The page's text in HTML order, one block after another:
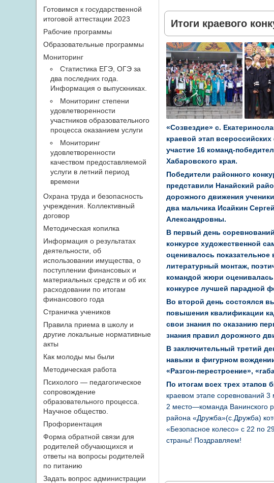
Итоги краевого
«Созвездие» с.
краевой этап
участие 16 команд-
Хабаровского края.
Победители районного
представили Нанайский
дорожного движения
два мальчика Исайкин
Александровны.
В первый день
конкурсе художественной
оценивалось
литературный монтаж,
командой жюри
конкурсе лучшей парадной
Во второй день состоялся
повышения квалификации
свои знания по оказанию
знания правил дорожного
В заключительный третий
навыки в фигурном
«Разгон-перестроение»,
По итогам всех трех
краевом этапе соревнований
2 место—команда Ванинского
района «Дружба»(с.Дружба)
«Безопасное колесо» с 22 по
страны! Поздравляем!
Готовимся к государственной
итоговой аттестации 2023
Рабочие программы
Образовательные программы
Мониторинг
Статистика ЕГЭ, ОГЭ за
два последних года.
Информация о выпускниках.
Мониторинг степени
удовлетворенности
участников образовательного
процесса оказанием услуги
Мониторинг
удовлетворенности
качеством предоставляемой
услуги в летний период
времени
Охрана труда и безопасность
учреждения. Коллективный
договор
Методическая копилка
Информация о результатах
деятельности, об
использовании имущества, о
поступлении финансовых и
материальных средств и об их
расходовании по итогам
финансового года
Страничка учеников
Правила приема в школу и
другие локальные нормативные
акты
Как молоды мы были
Методическая работа
Психолого — педагогическое
сопровождение
образовательного процесса.
Научное общество.
Профориентация
Форма обратной связи для
родителей обучающихся и
ответы на вопросы родителей
по питанию
Задать вопрос администрации